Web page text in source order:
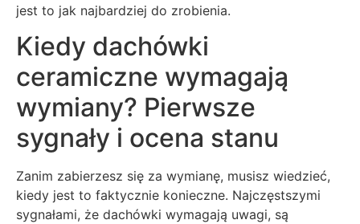
jest to jak najbardziej do zrobienia.
Kiedy dachówki
ceramiczne wymagają
wymiany? Pierwsze
sygnały i ocena stanu
Zanim zabierzesz się za wymianę, musisz wiedzieć,
kiedy jest to faktycznie konieczne. Najczęstszymi
sygnałami, że dachówki wymagają uwagi, są